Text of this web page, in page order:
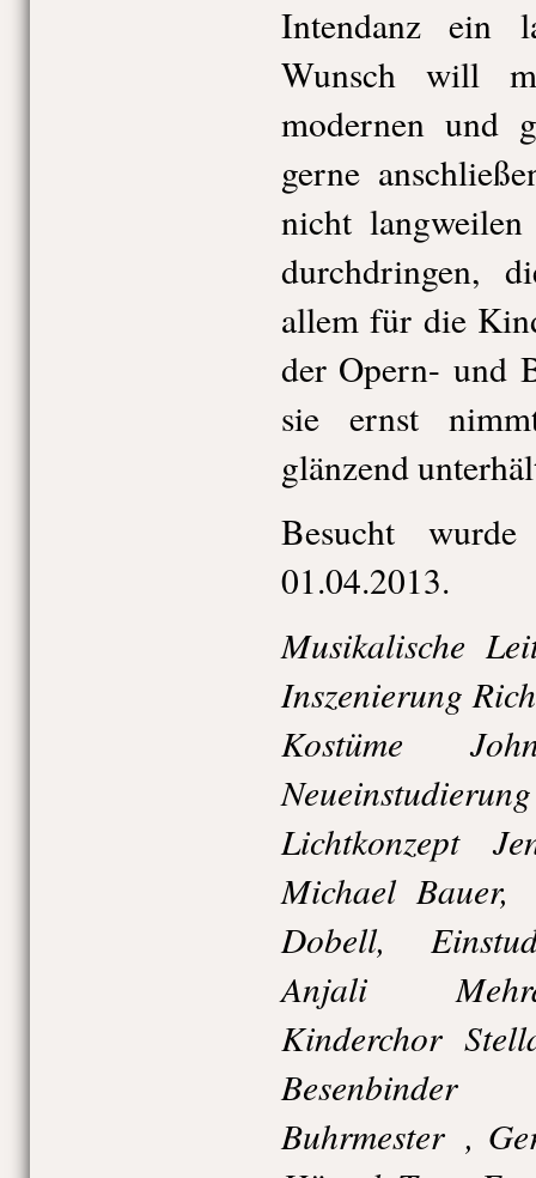
Intendanz ein
Wunsch will
modernen und
gerne
nicht
durchdringen,
allem für die
der Opern- und
sie ernst
glänzend
Besucht
01.04.2013.
Musikalische
Inszenierung
Kostüme
Lichtkonzept
Michael Bauer,
Dobell,
Anjali
Kinderchor
Buhrmester ,